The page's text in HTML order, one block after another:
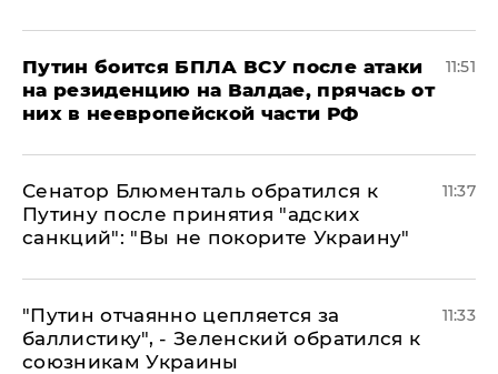
Путин боится БПЛА ВСУ после атаки
на резиденцию на Валдае, прячась от
них в неевропейской части РФ
11:51
Сенатор Блюменталь обратился к
Путину после принятия "адских
санкций": "Вы не покорите Украину"
11:37
"Путин отчаянно цепляется за
баллистику", - Зеленский обратился к
союзникам Украины
11:33